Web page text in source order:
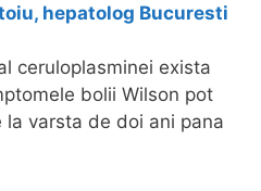
hepatolog Bucuresti
ceruloplasminei exista
bolii Wilson pot
varsta de doi ani pana